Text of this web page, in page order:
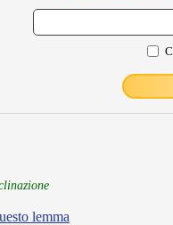
lemma